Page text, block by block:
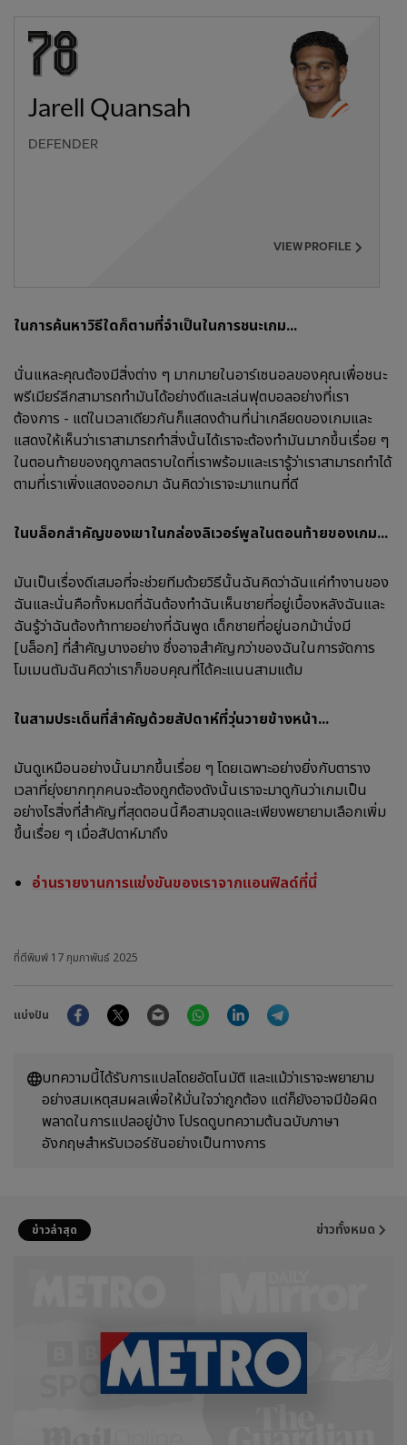
Jarell Quansah
DEFENDER
VIEW PROFILE
ในการค้นหาวิธีใดก็ตามที่จำเป็นในการชนะเกม...
นั่นแหละคุณต้องมีสิ่งต่าง ๆ มากมายในอาร์เซนอลของคุณเพื่อชนะ
พรีเมียร์ลีกสามารถทำมันได้อย่างดีและเล่นฟุตบอลอย่างที่เรา
ต้องการ - แต่ในเวลาเดียวกันก็แสดงด้านที่น่าเกลียดของเกมและ
แสดงให้เห็นว่าเราสามารถทำสิ่งนั้นได้เราจะต้องทำมันมากขึ้นเรื่อย ๆ
ในตอนท้ายของฤดูกาลตราบใดที่เราพร้อมและเรารู้ว่าเราสามารถทำได้
ตามที่เราเพิ่งแสดงออกมา ฉันคิดว่าเราจะมาแทนที่ดี
ในบล็อกสำคัญของเขาในกล่องลิเวอร์พูลในตอนท้ายของเกม...
มันเป็นเรื่องดีเสมอที่จะช่วยทีมด้วยวิธีนั้นฉันคิดว่าฉันแค่ทำงานของ
ฉันและนั่นคือทั้งหมดที่ฉันต้องทำฉันเห็นชายที่อยู่เบื้องหลังฉันและ
ฉันรู้ว่าฉันต้องท้าทายอย่างที่ฉันพูด เด็กชายที่อยู่นอกม้านั่งมี
[บล็อก] ที่สำคัญบางอย่าง ซึ่งอาจสำคัญกว่าของฉันในการจัดการ
โมเมนตัมฉันคิดว่าเราก็ขอบคุณที่ได้คะแนนสามแต้ม
ในสามประเด็นที่สำคัญด้วยสัปดาห์ที่วุ่นวายข้างหน้า...
มันดูเหมือนอย่างนั้นมากขึ้นเรื่อย ๆ โดยเฉพาะอย่างยิ่งกับตาราง
เวลาที่ยุ่งยากทุกคนจะต้องถูกต้องดังนั้นเราจะมาดูกันว่าเกมเป็น
อย่างไรสิ่งที่สำคัญที่สุดตอนนี้คือสามจุดและเพียงพยายามเลือกเพิ่ม
ขึ้นเรื่อย ๆ เมื่อสัปดาห์มาถึง
อ่านรายงานการแข่งขันของเราจากแอนฟิลด์ที่นี่
ที่ตีพิมพ์ 17 กุมภาพันธ์ 2025
แบ่งปัน
FacebookTwitter Email WhatsAppLinkedIn
บทความนี้ได้รับการแปลโดยอัตโนมัติ และแม้ว่าเราจะพยายาม
อย่างสมเหตุสมผลเพื่อให้มั่นใจว่าถูกต้อง แต่ก็ยังอาจมีข้อผิด
พลาดในการแปลอยู่บ้าง โปรดดูบทความต้นฉบับภาษา
อังกฤษสำหรับเวอร์ชันอย่างเป็นทางการ
ข่าวล่าสุด ข่าวทั้งหมด